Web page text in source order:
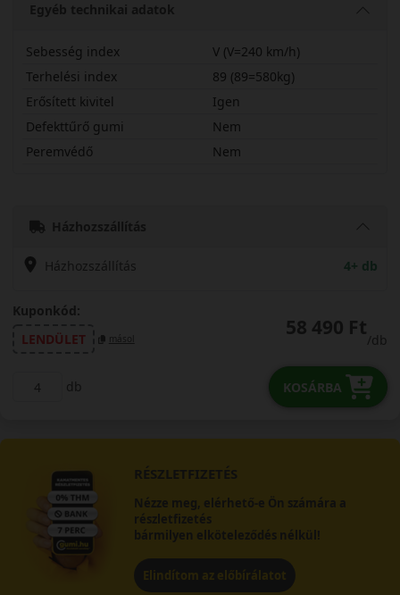
Egyéb technikai adatok
Sebesség index
V (V=240 km/h)
Terhelési index
89 (89=580kg)
Erősített kivitel
Igen
Defekttűrő gumi
Nem
Peremvédő
Nem
Házhozszállítás
Házhozszállítás 4+ db
Kuponkód:
LENDÜLET
másol 58 490 Ft
/db
db KOSÁRBA
RÉSZLETFIZETÉS
Nézze meg, elérhető-e Ön számára a
részletfizetés
bármilyen elköteleződés nélkül!
Elindítom az előbírálatot